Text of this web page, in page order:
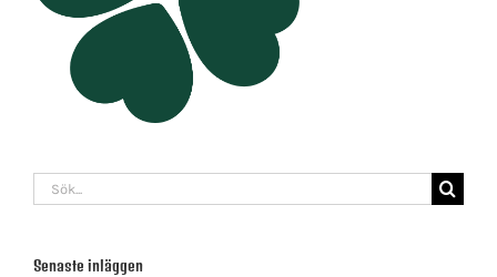
Sök
efter:
Senaste inläggen